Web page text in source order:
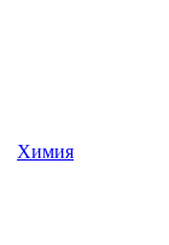
Химия